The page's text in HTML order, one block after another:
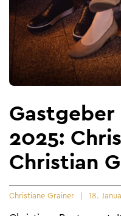
Gastgeber
2025:
Christian
Christiane Grainer 18.